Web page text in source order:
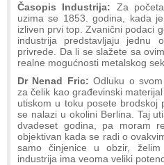
Časopis Industrija: Za
uzima se 1853. godina, kada
izliven prvi top. Zvanični podaci
industrija predstavljaju jednu
privrede. Da li se slažete sa
realne mogućnosti metalskog
Dr Nenad Fric:Odluku o
za čelik kao građevinski
utiskom u toku posete brodskoj
se nalazi u okolini Berlina. Taj
dvadeset godina, pa moram
objektivan kada se radi o
samo činjenice u obzir,
industrija ima veoma veliki